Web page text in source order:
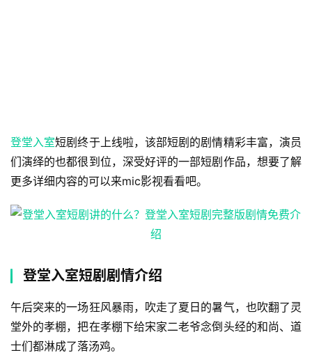
登堂入室短剧终于上线啦，该部短剧的剧情精彩丰富，演员
们演绎的也都很到位，深受好评的一部短剧作品，想要了解
更多详细内容的可以来mic影视看看吧。
登堂入室短剧剧情介绍
午后突来的一场狂风暴雨，吹走了夏日的暑气，也吹翻了灵
堂外的孝棚，把在孝棚下给宋家二老爷念倒头经的和尚、道
士们都淋成了落汤鸡。